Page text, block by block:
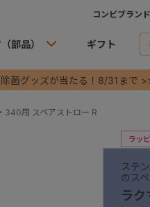
コンビブラン
部品） ギフト
菌グッズが当たる！8/31まで
340用 スペアストロー R
ステ
のス
ラ